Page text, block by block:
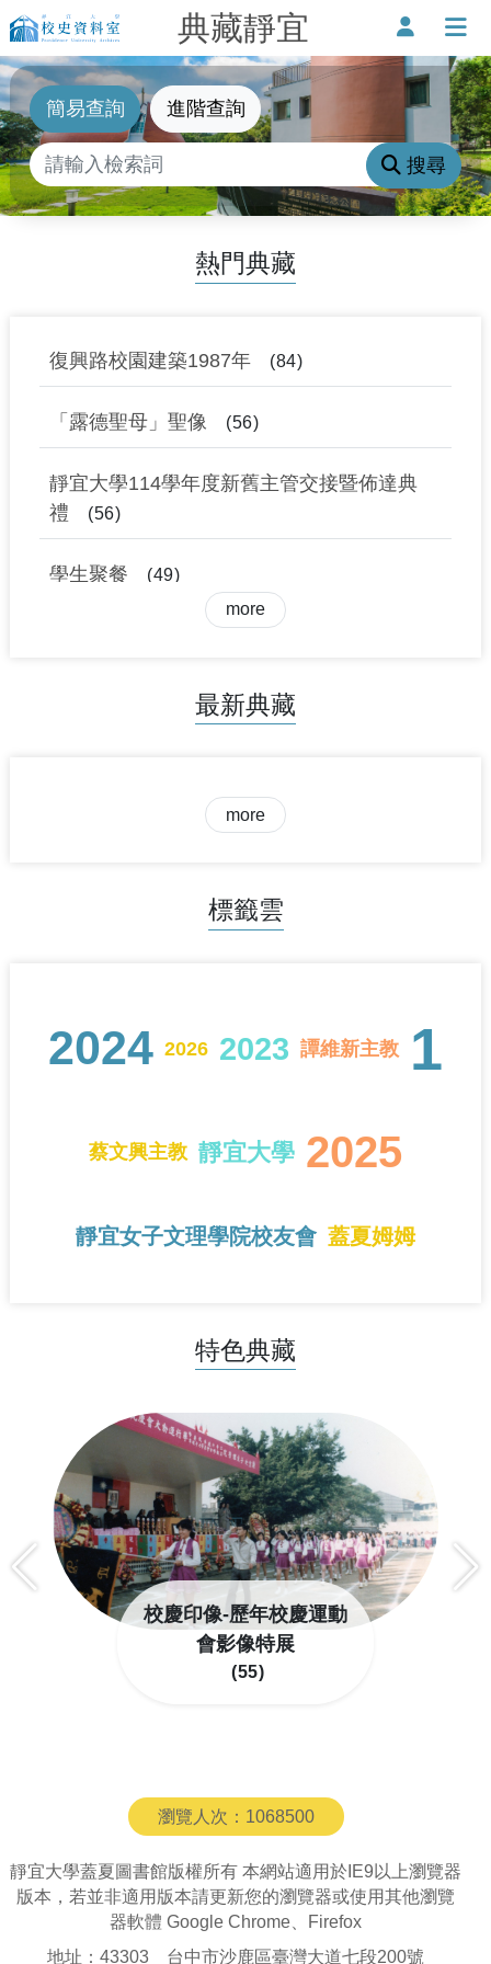
靜宜大學-校史資料室典藏靜宜使用者
簡易查詢 進階查詢
搜尋
熱門典藏
復興路校園建築1987年 84
「露德聖母」聖像 56
靜宜大學114學年度新舊主管交接暨佈達典
禮
56
學生聚餐 49
靜宜女子中學成立第一次開學紀念照
more
最新典藏
more
標籤雲
2024 2026 2023 譚維新主教 1
蔡文興主教 靜宜大學 2025
靜宜女子文理學院校友會 蓋夏姆姆
特色典藏
校慶印像-歷年校慶運動
會影像特展
55
瀏覽人次： 1068500
靜宜大學蓋夏圖書館版權所有 本網站適用於IE9以上瀏覽器
版本，若並非適用版本請更新您的瀏覽器或使用其他瀏覽
器軟體 Google Chrome、Firefox
地址：43303 台中市沙鹿區臺灣大道七段200號